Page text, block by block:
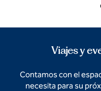
Viajes y
Contamos con el
necesita para su